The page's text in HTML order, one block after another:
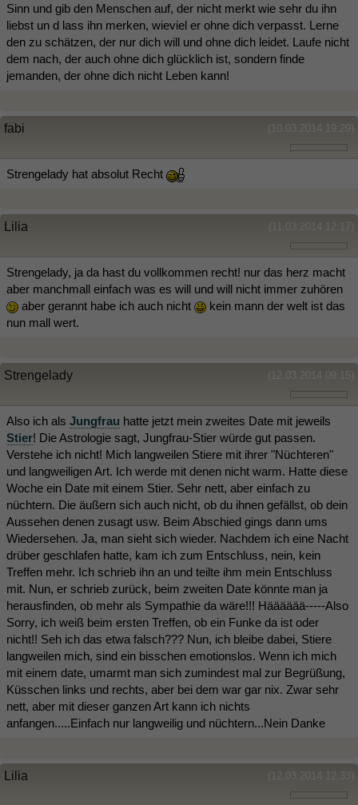
Sinn und gib den Menschen auf, der nicht merkt wie sehr du ihn
liebst un d lass ihn merken, wieviel er ohne dich verpasst. Lerne
den zu schätzen, der nur dich will und ohne dich leidet. Laufe nicht
dem nach, der auch ohne dich glücklich ist, sondern finde
jemanden, der ohne dich nicht Leben kann!
(10.03.2014 19:29)
fabi
Strengelady hat absolut Recht
(11.03.2014 12:17)
Lilia
Strengelady, ja da hast du vollkommen recht! nur das herz macht
aber manchmall einfach was es will und will nicht immer zuhören
aber gerannt habe ich auch nicht
kein mann der welt ist das
nun mall wert.
(12.03.2014 09:15)
Strengelady
Also ich als Jungfrau hatte jetzt mein zweites Date mit jeweils
Stier! Die Astrologie sagt, Jungfrau-Stier würde gut passen.
Verstehe ich nicht! Mich langweilen Stiere mit ihrer "Nüchteren"
und langweiligen Art. Ich werde mit denen nicht warm. Hatte diese
Woche ein Date mit einem Stier. Sehr nett, aber einfach zu
nüchtern. Die äußern sich auch nicht, ob du ihnen gefällst, ob dein
Aussehen denen zusagt usw. Beim Abschied gings dann ums
Wiedersehen. Ja, man sieht sich wieder. Nachdem ich eine Nacht
drüber geschlafen hatte, kam ich zum Entschluss, nein, kein
Treffen mehr. Ich schrieb ihn an und teilte ihm mein Entschluss
mit. Nun, er schrieb zurück, beim zweiten Date könnte man ja
herausfinden, ob mehr als Sympathie da wäre!!! Hääääää-----Also
Sorry, ich weiß beim ersten Treffen, ob ein Funke da ist oder
nicht!! Seh ich das etwa falsch??? Nun, ich bleibe dabei, Stiere
langweilen mich, sind ein bisschen emotionslos. Wenn ich mich
mit einem date, umarmt man sich zumindest mal zur Begrüßung,
Küsschen links und rechts, aber bei dem war gar nix. Zwar sehr
nett, aber mit dieser ganzen Art kann ich nichts
anfangen.....Einfach nur langweilig und nüchtern...Nein Danke
(12.03.2014 12:33)
Lilia